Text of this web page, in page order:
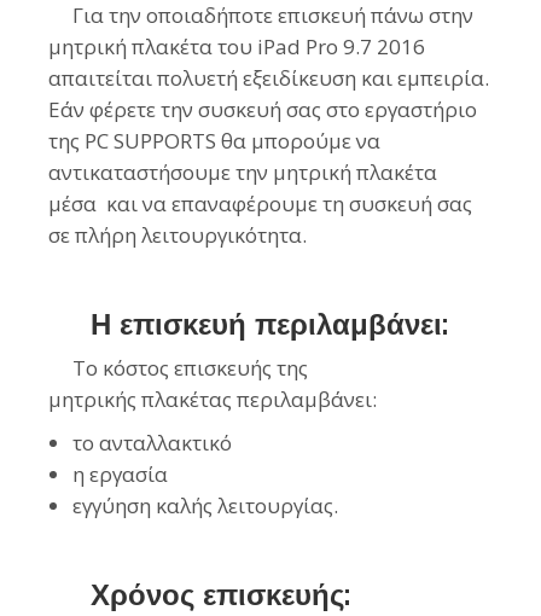
Για την οποιαδήποτε επισκευή πάνω στην
μητρική πλακέτα του iPad Pro 9.7 2016
απαιτείται πολυετή εξειδίκευση και εμπειρία.
Εάν φέρετε την συσκευή σας στο εργαστήριο
της PC SUPPORTS θα μπορούμε να
αντικαταστήσουμε την μητρική πλακέτα
μέσα και να επαναφέρουμε τη συσκευή σας
σε πλήρη λειτουργικότητα.
Η επισκευή περιλαμβάνει:
Το κόστος επισκευής της
μητρικής πλακέτας περιλαμβάνει:
το ανταλλακτικό
η εργασία
εγγύηση καλής λειτουργίας.
Χρόνος επισκευής: